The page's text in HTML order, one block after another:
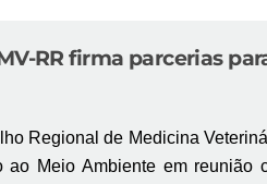
RR firma parcerias
Regional de Medicina
ao Meio Ambiente em